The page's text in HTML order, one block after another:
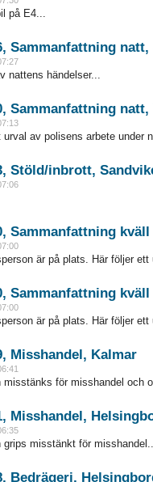
på E4...
Sammanfattning
nattens händelser...
Sammanfattning
av polisens arbete under
Stöld/inbrott,
Sammanfattning
är på plats. Här följer
Sammanfattning
är på plats. Här följer
Misshandel, Kalmar
misstänks för misshandel och
Misshandel,
grips misstänkt för
Bedrägeri,